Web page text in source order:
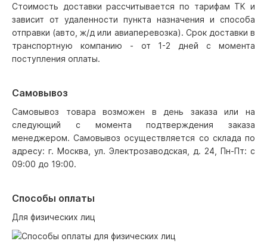
Стоимость доставки рассчитывается по тарифам ТК и
зависит от удаленности пункта назначения и способа
отправки (авто, ж/д или авиаперевозка). Срок доставки в
транспортную компанию - от 1-2 дней с момента
поступления оплаты.
Самовывоз
Самовывоз товара возможен в день заказа или на
следующий с момента подтверждения заказа
менеджером. Самовывоз осуществляется со склада по
адресу: г. Москва, ул. Электрозаводская, д. 24, Пн-Пт: с
09:00 до 19:00.
Способы оплаты
Для физических лиц